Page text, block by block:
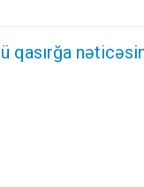
qasırğa